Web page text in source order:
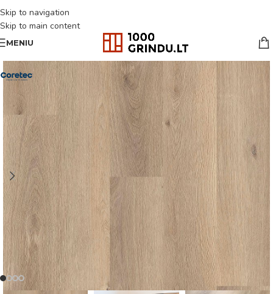
Skip to navigation
Skip to main content
MENIU